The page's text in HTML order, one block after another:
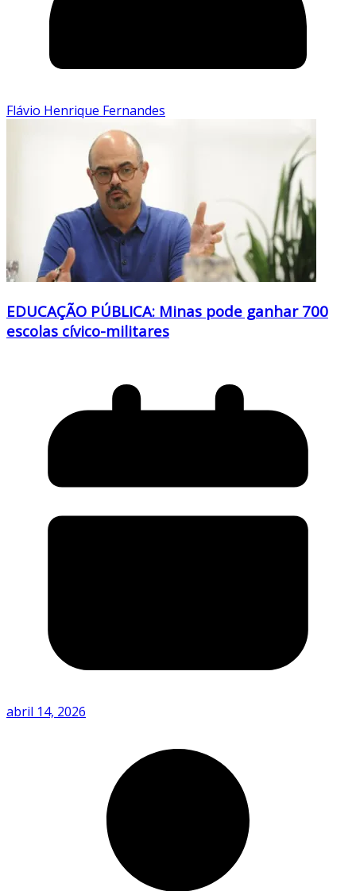
Flávio Henrique Fernandes
EDUCAÇÃO PÚBLICA: Minas pode ganhar 700
escolas cívico-militares
abril 14, 2026